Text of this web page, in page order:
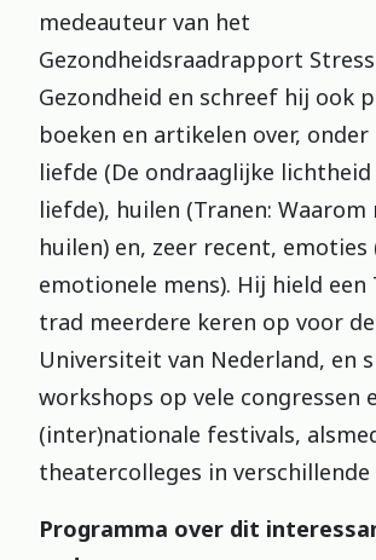
medeauteur van het
Gezondheidsraadrapport
Gezondheid en schreef hij ook
boeken en artikelen over, onder
liefde (De ondraaglijke lichtheid
liefde), huilen (Tranen: Waarom
huilen) en, zeer recent, emoties
emotionele mens). Hij hield een
trad meerdere keren op voor de
Universiteit van Nederland, en
workshops op vele congressen
(inter)nationale festivals,
theatercolleges in
Programma over dit